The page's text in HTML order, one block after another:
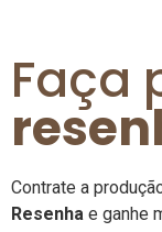
Faça
Contrate a
Resenha e ganhe